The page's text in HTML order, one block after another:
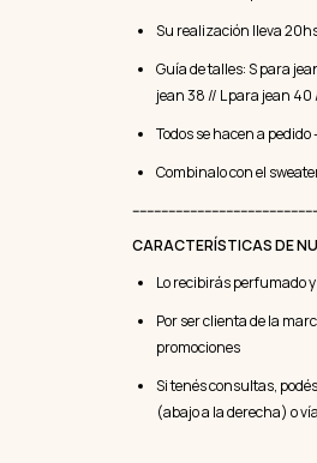
Su realización lleva
Guía de talles: S para
jean 38 // L para jean 40
Todos se hacen a
Combinalo con el
CARACTERÍSTICAS DE
Lo recibirás perfumado
Por ser clienta de la
promociones
Si tenés consultas,
(abajo a la derecha) o